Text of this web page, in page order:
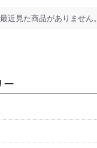
最近見た商品がありません。
ー